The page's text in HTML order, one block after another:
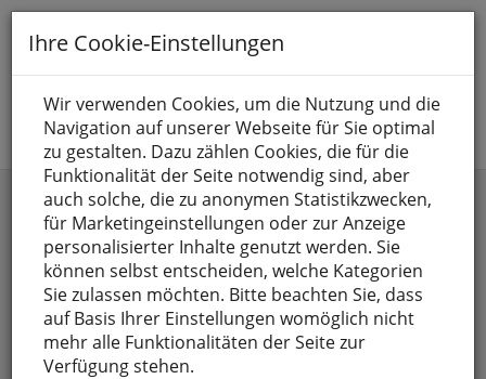
Toggle
Suche nach
Jetzt anmelden
CHINT-Leitungsschutzschalter
Ihre Cookie-Einstellungen
Wir verwenden Cookies, um die Nutzung und die
Navigation auf unserer Webseite für Sie optimal
zu gestalten. Dazu zählen Cookies, die für die
Funktionalität der Seite notwendig sind, aber
auch solche, die zu anonymen Statistikzwecken,
für Marketingeinstellungen oder zur Anzeige
personalisierter Inhalte genutzt werden. Sie
können selbst entscheiden, welche Kategorien
Sie zulassen möchten. Bitte beachten Sie, dass
auf Basis Ihrer Einstellungen womöglich nicht
mehr alle Funktionalitäten der Seite zur
Verfügung stehen.